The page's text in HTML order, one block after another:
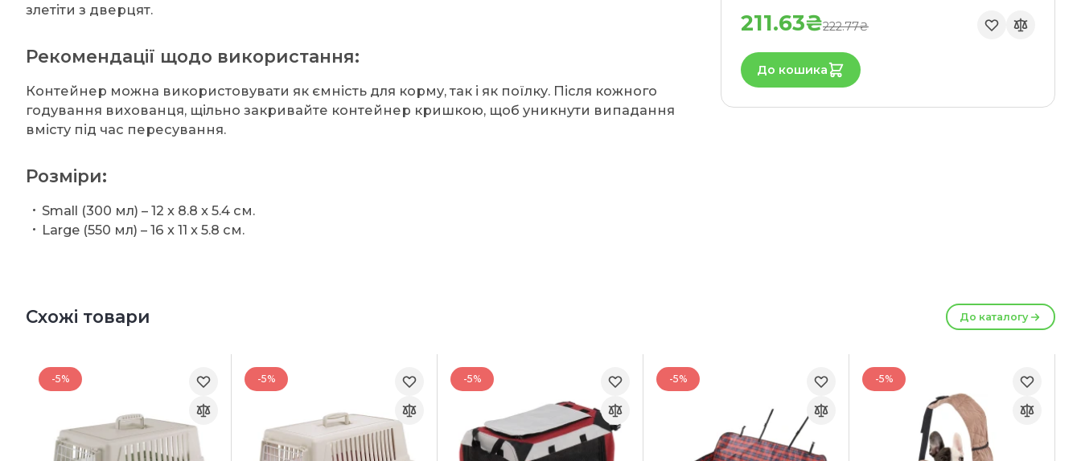
злетіти з дверцят.
Рекомендації щодо використання:
Контейнер можна використовувати як ємність для корму, так і як поїлку. Після кожного
годування вихованця, щільно закривайте контейнер кришкою, щоб уникнути випадання
вмісту під час пересування.
Розміри:
Small (300 мл) – 12 x 8.8 x 5.4 см.
Large (550 мл) – 16 x 11 x 5.8 см.
211.63₴222.77₴
До кошика
Схожі товари До каталогу
-5% -5% -5% -5% -5%